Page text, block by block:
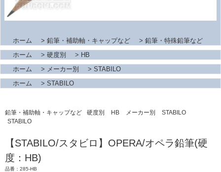
ホーム > 鉛筆・補助軸・キャップなど > 鉛筆・特殊鉛筆など
ホーム
> 硬度別 > HB
ホーム
> メーカー別 > STABILO
ホーム
> STABILO
鉛筆・補助軸・キャップなど 硬度別 HB メーカー別
STABILO
STABILO
【STABILO/スタビロ】OPERA/オペラ鉛筆(硬
度：HB)
品番：285-HB